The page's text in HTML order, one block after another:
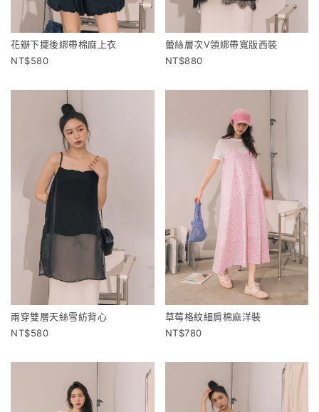
花瓣下擺後綁帶棉麻上衣
580
蕾絲層次V領綁帶寬版西裝
880
兩穿雙層天絲雪紡背心
580
草莓格紋細肩棉麻洋裝
780